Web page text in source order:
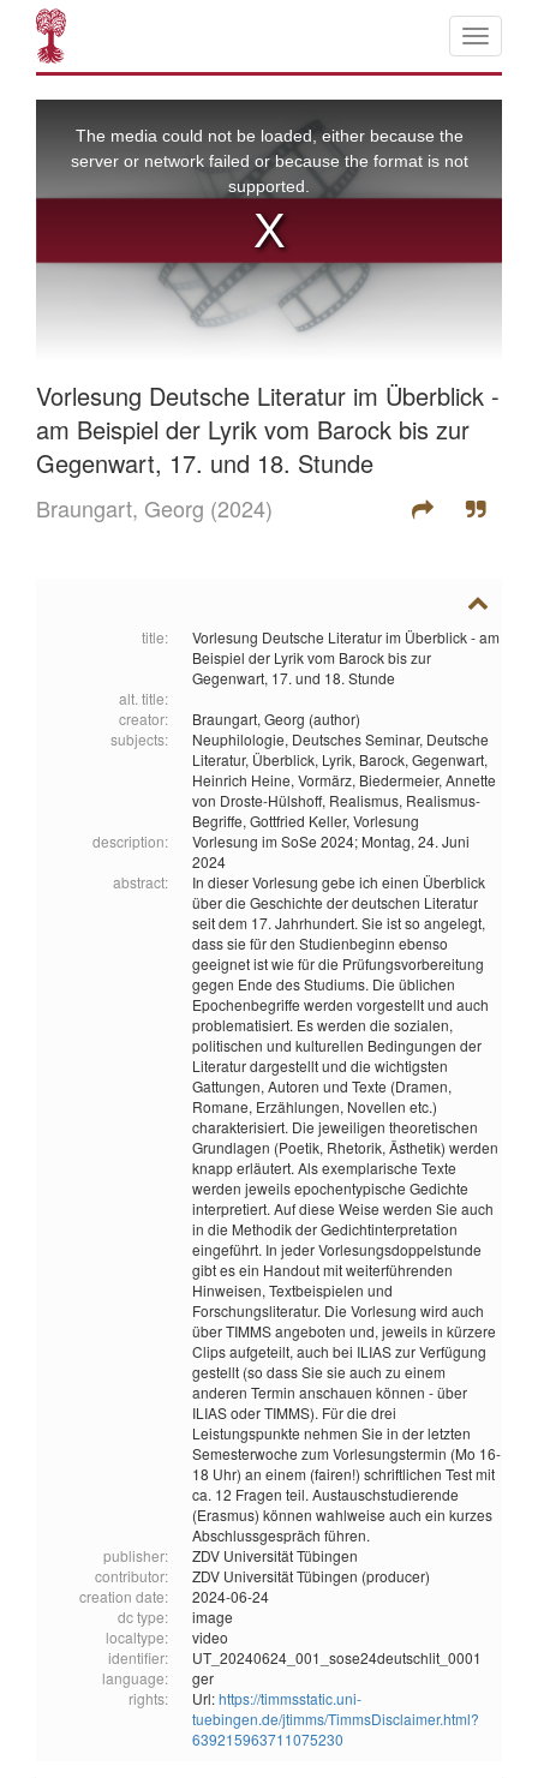
Vorlesung Deutsche Literatur im Überblick -
am Beispiel der Lyrik vom Barock bis zur
Gegenwart, 17. und 18. Stunde
Braungart, Georg (2024)
title:
Vorlesung Deutsche Literatur im Überblick - am
Beispiel der Lyrik vom Barock bis zur
Gegenwart, 17. und 18. Stunde
alt. title:
creator:
Braungart, Georg (author)
subjects:
Neuphilologie, Deutsches Seminar, Deutsche
Literatur, Überblick, Lyrik, Barock, Gegenwart,
Heinrich Heine, Vormärz, Biedermeier, Annette
von Droste-Hülshoff, Realismus, Realismus-
Begriffe, Gottfried Keller, Vorlesung
description:
Vorlesung im SoSe 2024; Montag, 24. Juni
2024
abstract:
In dieser Vorlesung gebe ich einen Überblick
über die Geschichte der deutschen Literatur
seit dem 17. Jahrhundert. Sie ist so angelegt,
dass sie für den Studienbeginn ebenso
geeignet ist wie für die Prüfungsvorbereitung
gegen Ende des Studiums. Die üblichen
Epochenbegriffe werden vorgestellt und auch
problematisiert. Es werden die sozialen,
politischen und kulturellen Bedingungen der
Literatur dargestellt und die wichtigsten
Gattungen, Autoren und Texte (Dramen,
Romane, Erzählungen, Novellen etc.)
charakterisiert. Die jeweiligen theoretischen
Grundlagen (Poetik, Rhetorik, Ästhetik) werden
knapp erläutert. Als exemplarische Texte
werden jeweils epochentypische Gedichte
interpretiert. Auf diese Weise werden Sie auch
in die Methodik der Gedichtinterpretation
eingeführt. In jeder Vorlesungsdoppelstunde
gibt es ein Handout mit weiterführenden
Hinweisen, Textbeispielen und
Forschungsliteratur. Die Vorlesung wird auch
über TIMMS angeboten und, jeweils in kürzere
Clips aufgeteilt, auch bei ILIAS zur Verfügung
gestellt (so dass Sie sie auch zu einem
anderen Termin anschauen können - über
ILIAS oder TIMMS). Für die drei
Leistungspunkte nehmen Sie in der letzten
Semesterwoche zum Vorlesungstermin (Mo 16-
18 Uhr) an einem (fairen!) schriftlichen Test mit
ca. 12 Fragen teil. Austauschstudierende
(Erasmus) können wahlweise auch ein kurzes
Abschlussgespräch führen.
publisher:
ZDV Universität Tübingen
contributor:
ZDV Universität Tübingen (producer)
creation date:
2024-06-24
dc type:
image
localtype:
video
identifier:
UT_20240624_001_sose24deutschlit_0001
language:
ger
rights:
Url:https://timmsstatic.uni-
tuebingen.de/jtimms/TimmsDisclaimer.html?
639215963711075230